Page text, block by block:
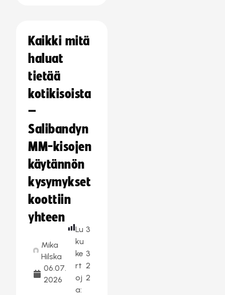
Kaikki mitä
haluat
tietää
kotikisoista
–
Salibandyn
MM-kisojen
käytännön
kysymykset
koottiin
yhteen
Mika
Hilska
06.07.
2026
Lu
ku
ke
rt
oj
a:
3
3
2
2